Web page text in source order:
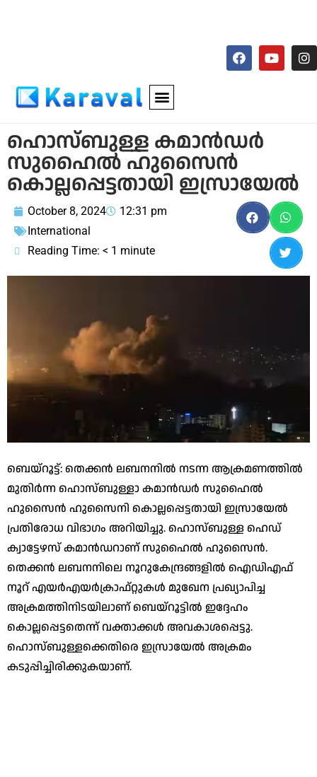
ഹൊസ്ബുള്ള കമാന്‍ഡര്‍
സുഹൈല്‍ ഹുസൈന്‍
കൊല്ലപ്പെട്ടതായി ഇസ്രായേല്‍
October 8, 2024
12:31 pm
International
Reading Time: < 1 minute
ബെയ്‌റൂട്ട്: തെക്കന്‍ ലബനനില്‍ നടന്ന ആക്രമണത്തില്‍
മുതിര്‍ന്ന ഹൊസ്ബുള്ളാ കമാന്‍ഡര്‍ സുഹൈല്‍
ഹുസൈന്‍ ഹുസൈനി കൊല്ലപ്പെട്ടതായി ഇസ്രായേല്‍
പ്രതിരോധ വിഭാഗം അറിയിച്ചു. ഹൊസ്ബുള്ള ഹെഡ്
ക്വാട്ടേഴസ് കമാന്‍ഡറാണ് സുഹൈല്‍ ഹുസൈന്‍.
തെക്കന്‍ ലബനനിലെ നൂറുകേന്ദ്രങ്ങളില്‍ ഐഡിഎഫ്
നൂറ് എയര്‍എയര്‍ക്രാഫ്റ്റുകള്‍ മുഖേന പ്രഖ്യാപിച്ച
അക്രമത്തിനിടയിലാണ് ബെയ്‌റൂട്ടില്‍ ഇദ്ദേഹം
കൊല്ലപ്പെട്ടതെന്ന് വക്താക്കള്‍ അവകാശപ്പെട്ടു.
ഹൊസ്ബുള്ളക്കെതിരെ ഇസ്രായേല്‍ അക്രമം
കടുപ്പിച്ചിരിക്കുകയാണ്.